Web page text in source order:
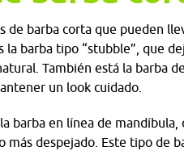
de barba corta que pueden
la barba tipo “stubble”, que
También está la barba
un look cuidado.
barba en línea de
más despejado. Este tipo de